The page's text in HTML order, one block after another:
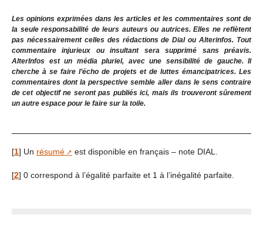
Les opinions exprimées dans les articles et les commentaires sont de
la seule responsabilité de leurs auteurs ou autrices. Elles ne reflètent
pas nécessairement celles des rédactions de Dial ou Alterinfos. Tout
commentaire injurieux ou insultant sera supprimé sans préavis.
AlterInfos est un média pluriel, avec une sensibilité de gauche. Il
cherche à se faire l’écho de projets et de luttes émancipatrices. Les
commentaires dont la perspective semble aller dans le sens contraire
de cet objectif ne seront pas publiés ici, mais ils trouveront sûrement
un autre espace pour le faire sur la toile.
[1] Un résumé est disponible en français – note DIAL.
[2] 0 correspond à l’égalité parfaite et 1 à l’inégalité parfaite.